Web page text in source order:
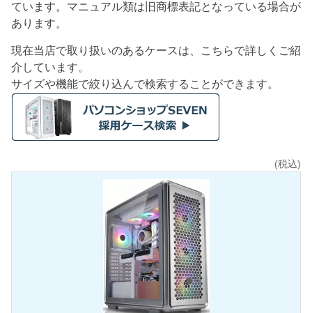
ています。マニュアル類は旧商標表記となっている場合が
あります。
現在当店で取り扱いのあるケースは、こちらで詳しくご紹
介しています。
サイズや機能で絞り込んで検索することができます。
(税込)